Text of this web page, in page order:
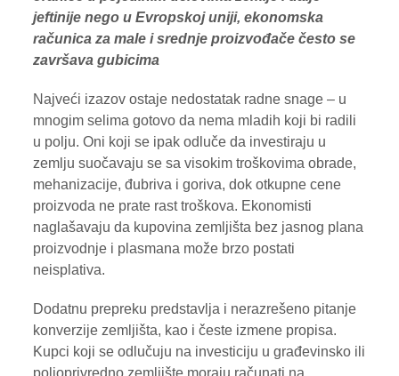
REPORTERI
jeftinije nego u Evropskoj uniji, ekonomska
računica za male i srednje proizvođače često se
završava gubicima
Najveći izazov ostaje nedostatak radne snage – u
mnogim selima gotovo da nema mladih koji bi radili
u polju. Oni koji se ipak odluče da investiraju u
zemlju suočavaju se sa visokim troškovima obrade,
mehanizacije, đubriva i goriva, dok otkupne cene
proizvoda ne prate rast troškova. Ekonomisti
naglašavaju da kupovina zemljišta bez jasnog plana
proizvodnje i plasmana može brzo postati
neisplativa.
Dodatnu prepreku predstavlja i nerazrešeno pitanje
konverzije zemljišta, kao i česte izmene propisa.
Kupci koji se odlučuju na investiciju u građevinsko ili
poljoprivredno zemljište moraju računati na